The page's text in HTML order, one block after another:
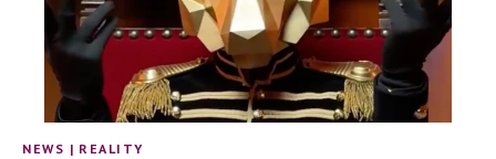
NEWS | REALITY